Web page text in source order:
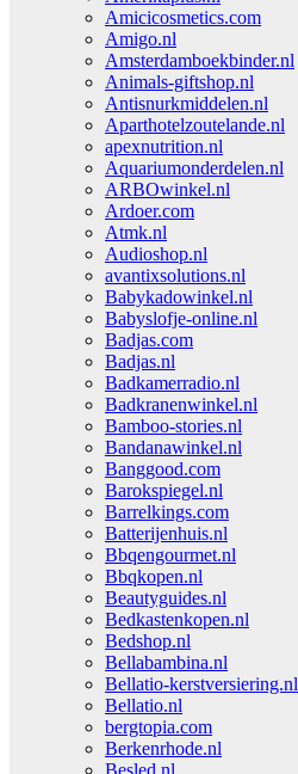
Amicicosmetics.com
Amigo.nl
Amsterdamboekbinder.nl
Animals-giftshop.nl
Antisnurkmiddelen.nl
Aparthotelzoutelande.nl
apexnutrition.nl
Aquariumonderdelen.nl
ARBOwinkel.nl
Ardoer.com
Atmk.nl
Audioshop.nl
avantixsolutions.nl
Babykadowinkel.nl
Babyslofje-online.nl
Badjas.com
Badjas.nl
Badkamerradio.nl
Badkranenwinkel.nl
Bamboo-stories.nl
Bandanawinkel.nl
Banggood.com
Barokspiegel.nl
Barrelkings.com
Batterijenhuis.nl
Bbqengourmet.nl
Bbqkopen.nl
Beautyguides.nl
Bedkastenkopen.nl
Bedshop.nl
Bellabambina.nl
Bellatio-kerstversiering.nl
Bellatio.nl
bergtopia.com
Berkenrhode.nl
Besled.nl